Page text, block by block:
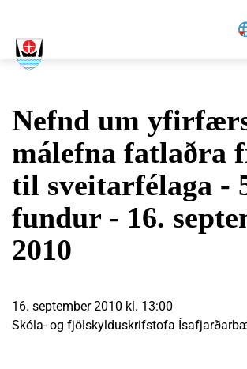
Nefnd um
málefna fatlaðra
til sveitarfélaga -
fundur - 16.
2010
16. september 2010 kl. 13:00
Skóla- og fjölskylduskrifstofa